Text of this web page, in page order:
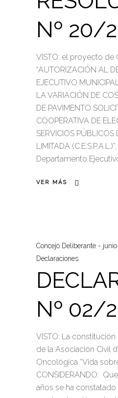
Nº 20/
VISTO: el proyecto de
“AUTORIZACIÓN AL
EJECUTIVO
LA VARIACIÓN DE
DE PAVIMENTO
COOPERATIVA DE
SERVICIOS PÚBLICOS
LIMITADA
Departamento
VER MÁS
Concejo Deliberante
Declaraciones
Nº 02/
VISTO: La
de la Asociación Civil
Oncológica “Vida
CONSIDERANDO:
años se ha